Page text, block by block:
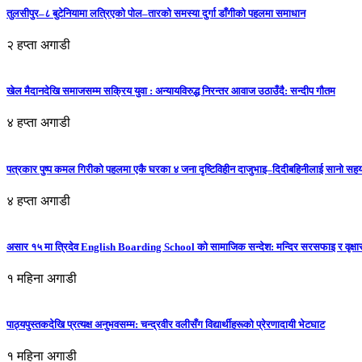
तुलसीपुर–८ बुटेनियामा लत्रिएको पोल–तारको समस्या दुर्गा डाँगीको पहलमा समाधान
२ हप्ता अगाडी
खेल मैदानदेखि समाजसम्म सक्रिय युवा : अन्यायविरुद्ध निरन्तर आवाज उठाउँदै: सन्दीप गौतम
४ हप्ता अगाडी
पत्रकार पुष्प कमल गिरीको पहलमा एकै घरका ४ जना दृष्टिविहीन दाजुभाइ–दिदीबहिनीलाई सानो
४ हप्ता अगाडी
असार १५ मा त्रिदेव English Boarding School को सामाजिक सन्देश: मन्दिर सरसफाइ र
१ महिना अगाडी
पाठ्यपुस्तकदेखि प्रत्यक्ष अनुभवसम्म: चन्द्रवीर वलीसँग विद्यार्थीहरूको प्रेरणादायी भेटघाट
१ महिना अगाडी